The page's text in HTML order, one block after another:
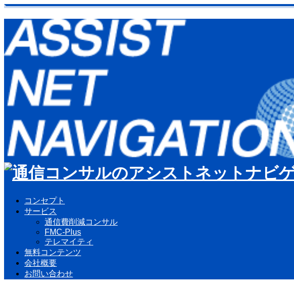
コンセプト
サービス
通信費削減コンサル
FMC-Plus
テレマイティ
無料コンテンツ
会社概要
お問い合わせ